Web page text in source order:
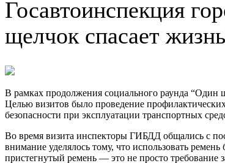
Госавтоинспекция
щелчок спасает
В рамках продолжения социального раунда “Один
Целью визитов было проведение
безопасности при эксплуатации транспортных
Во время визита инспекторы ГИБДД общались с
внимание уделялось тому, что использовать
пристегнутый ремень — это не просто